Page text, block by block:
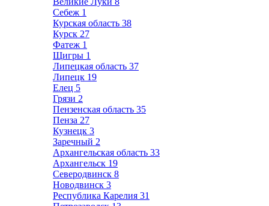
Себеж 1
Курская область 38
Курск 27
Фатеж 1
Щигры 1
Липецкая область 37
Липецк 19
Елец 5
Грязи 2
Пензенская область 35
Пенза 27
Кузнецк 3
Заречный 2
Архангельская область 33
Архангельск 19
Северодвинск 8
Новодвинск 3
Республика Карелия 31